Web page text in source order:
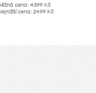
cena: 4399 Kč
cena: 2499 Kč